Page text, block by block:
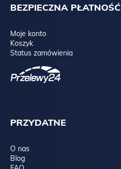
BEZPIECZNA PŁATNOŚĆ
Moje konto
Koszyk
Status zamówienia
PRZYDATNE
O nas
Blog